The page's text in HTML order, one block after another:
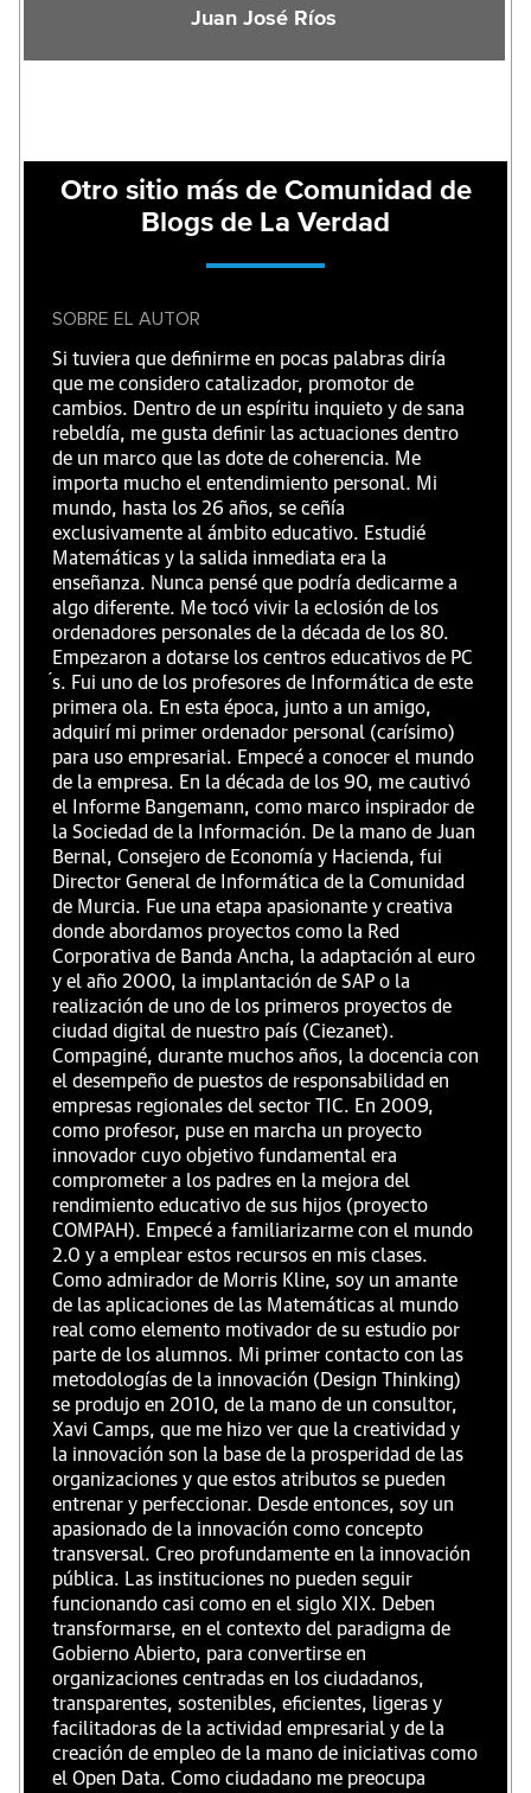
Juan José Ríos
Otro sitio más de Comunidad de
Blogs de La Verdad
SOBRE EL AUTOR
Si tuviera que definirme en pocas palabras diría
que me considero catalizador, promotor de
cambios. Dentro de un espíritu inquieto y de sana
rebeldía, me gusta definir las actuaciones dentro
de un marco que las dote de coherencia. Me
importa mucho el entendimiento personal. Mi
mundo, hasta los 26 años, se ceñía
exclusivamente al ámbito educativo. Estudié
Matemáticas y la salida inmediata era la
enseñanza. Nunca pensé que podría dedicarme a
algo diferente. Me tocó vivir la eclosión de los
ordenadores personales de la década de los 80.
Empezaron a dotarse los centros educativos de PC
́s. Fui uno de los profesores de Informática de este
primera ola. En esta época, junto a un amigo,
adquirí mi primer ordenador personal (carísimo)
para uso empresarial. Empecé a conocer el mundo
de la empresa. En la década de los 90, me cautivó
el Informe Bangemann, como marco inspirador de
la Sociedad de la Información. De la mano de Juan
Bernal, Consejero de Economía y Hacienda, fui
Director General de Informática de la Comunidad
de Murcia. Fue una etapa apasionante y creativa
donde abordamos proyectos como la Red
Corporativa de Banda Ancha, la adaptación al euro
y el año 2000, la implantación de SAP o la
realización de uno de los primeros proyectos de
ciudad digital de nuestro país (Ciezanet).
Compaginé, durante muchos años, la docencia con
el desempeño de puestos de responsabilidad en
empresas regionales del sector TIC. En 2009,
como profesor, puse en marcha un proyecto
innovador cuyo objetivo fundamental era
comprometer a los padres en la mejora del
rendimiento educativo de sus hijos (proyecto
COMPAH). Empecé a familiarizarme con el mundo
2.0 y a emplear estos recursos en mis clases.
Como admirador de Morris Kline, soy un amante
de las aplicaciones de las Matemáticas al mundo
real como elemento motivador de su estudio por
parte de los alumnos. Mi primer contacto con las
metodologías de la innovación (Design Thinking)
se produjo en 2010, de la mano de un consultor,
Xavi Camps, que me hizo ver que la creatividad y
la innovación son la base de la prosperidad de las
organizaciones y que estos atributos se pueden
entrenar y perfeccionar. Desde entonces, soy un
apasionado de la innovación como concepto
transversal. Creo profundamente en la innovación
pública. Las instituciones no pueden seguir
funcionando casi como en el siglo XIX. Deben
transformarse, en el contexto del paradigma de
Gobierno Abierto, para convertirse en
organizaciones centradas en los ciudadanos,
transparentes, sostenibles, eficientes, ligeras y
facilitadoras de la actividad empresarial y de la
creación de empleo de la mano de iniciativas como
el Open Data. Como ciudadano me preocupa